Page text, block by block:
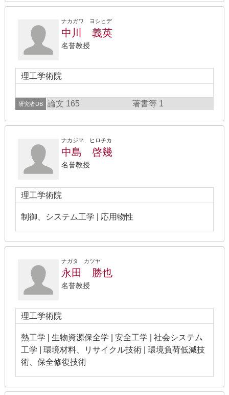
ナカガワ ヨシヒデ
中川 義英
名誉教授
理工学術院
研究者DB 論文 165 著書等 1
ナカジマ ヒロチカ
中島 啓幾
名誉教授
理工学術院
制御、システム工学 | 応用物性
ナガタ カツヤ
永田 勝也
名誉教授
理工学術院
熱工学 | 生物資源保全学 | 安全工学 | 社会システム
工学 | 環境材料、リサイクル技術 | 環境負荷低減技
術、保全修復技術